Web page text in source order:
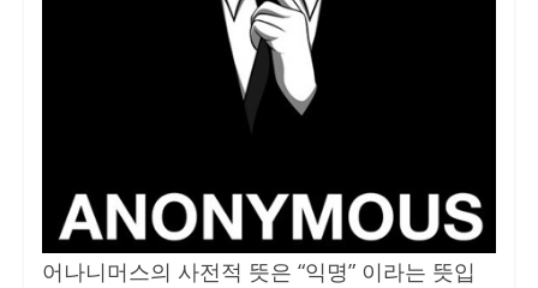
어나니머스의 사전적 뜻은 “익명” 이라는 뜻입